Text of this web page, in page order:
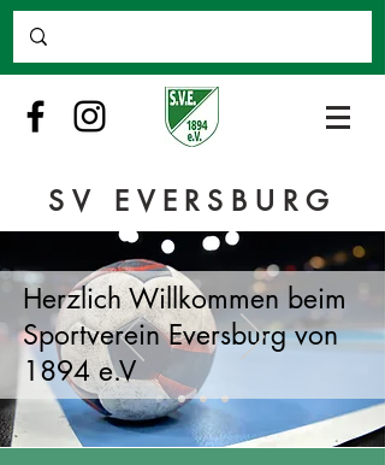
SV EVERSBURG
Herzlich Willkommen beim
Sportverein Eversburg von
1894 e.V